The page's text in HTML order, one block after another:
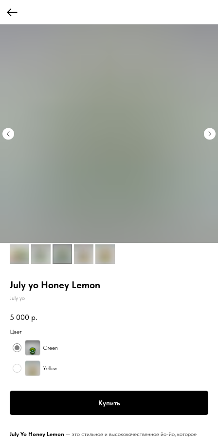
July yo Honey Lemon
July yo
5 000 р.
Цвет
Green
Yellow
Купить
July Yo Honey Lemon — это стильное и высококачественное йо-йо, которое